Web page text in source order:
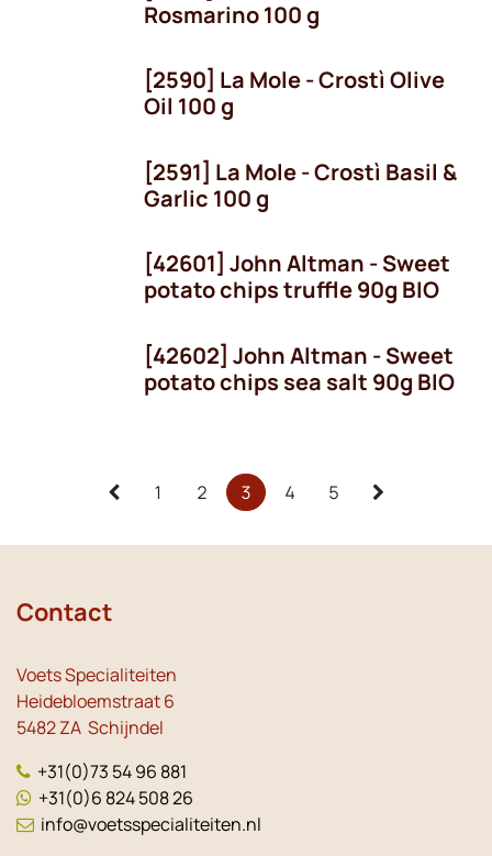
Rosmarino 100 g
[2590] La Mole - Crostì Olive
Oil 100 g
[2591] La Mole - Crostì Basil &
Garlic 100 g
[42601] John Altman - Sweet
potato chips truffle 90g BIO
[42602] John Altman - Sweet
potato chips sea salt 90g BIO
1 2 3 4 5
Contact
Voets Specialiteiten
Heidebloemstraat 6
5482 ZA Schijndel
+31(0)73 54 96 881
+31(0)6 824 508 26
info@voetsspecialiteiten.nl